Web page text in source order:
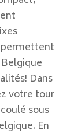
permettent
Dans
votre tour
sous
En